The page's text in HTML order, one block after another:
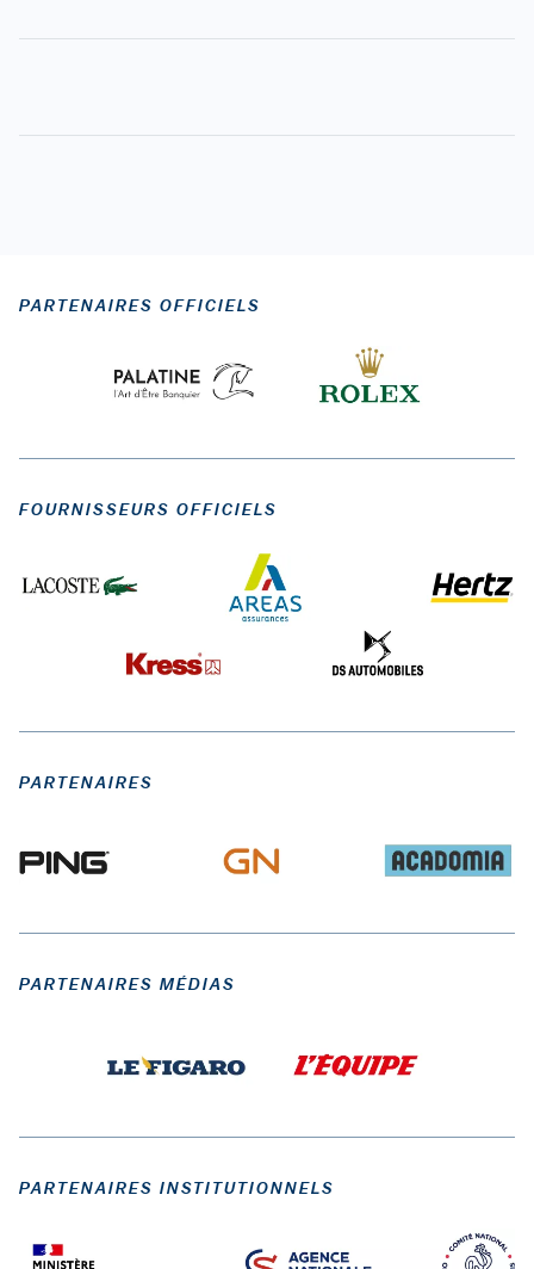
PARTENAIRES OFFICIELS
FOURNISSEURS OFFICIELS
PARTENAIRES
PARTENAIRES MÉDIAS
PARTENAIRES INSTITUTIONNELS